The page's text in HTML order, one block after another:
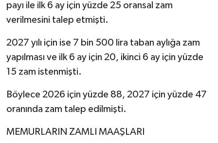
payı ile ilk 6 ay için yüzde 25 oransal zam
verilmesini talep etmişti.
2027 yılı için ise 7 bin 500 lira taban aylığa zam
yapılması ve ilk 6 ay için 20, ikinci 6 ay için yüzde
15 zam istenmişti.
Böylece 2026 için yüzde 88, 2027 için yüzde 47
oranında zam talep edilmişti.
MEMURLARIN ZAMLI MAAŞLARI